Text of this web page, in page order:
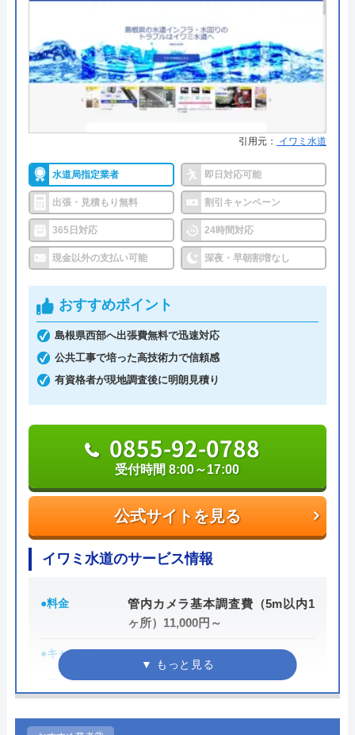
対応時）
●累計実績 累計実績36万件
●保証・保険 ―
詳細は公式HPでご確認ください
水道屋のイエローがおすすめの理由
水道屋のイエローは、水のトラブルを24時間365日
体制で受けつけています。現場に一番近いスタッフ
を手配するので、早ければわずか10分～20分で駆け
ので、安心して依頼できるでしょう。
トイレのトラブルは「つまり」「水が出ない」「水
漏れ」「水が止まらない」などの症状に対応。作業
料金が1万円を超えた場合に利用できるホームペー
定クーポン割引を使用したい」と伝えましょう。
公式サイトを見る
0120-937-419
受付時間 24時間
水道屋のイエローの基本情報
代表者 藤田 和彦
所在地
〒252-0142
神奈川県相模原市緑区元橋本町11-33
引用元： イワミ水道
水道局指定業者 即日対応可能
出張・見積もり無料 割引キャンペーン
365日対応 24時間対応
現金以外の支払い可能 深夜・早朝割増なし
おすすめポイント
島根県西部へ出張費無料で迅速対応
公共工事で培った高技術力で信頼感
有資格者が現地調査後に明朗見積り
公式サイトを見る
0855-92-0788
受付時間 8:00～17:00
イワミ水道のサービス情報
●料金
管内カメラ基本調査費（5m以内1
ヶ所）11,000円～
●キャンペーン ―
●駆けつけ時間 ―
●受付時間 8:00～17:00